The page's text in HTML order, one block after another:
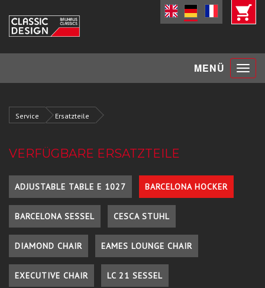
MENÜ Toggle
Service Ersatzteile
VERFÜGBARE ERSATZTEILE
ADJUSTABLE TABLE E 1027 BARCELONA HOCKER
BARCELONA SESSEL CESCA STUHL
DIAMOND CHAIR EAMES LOUNGE CHAIR
EXECUTIVE CHAIR LC 21 SESSEL